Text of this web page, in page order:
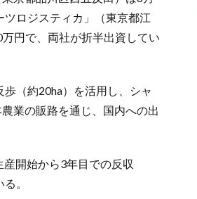
ロジスティカ」（東京都江
円で、両社が折半出資してい
（約20ha）を活用し、シャ
業の販路を通じ、国内への出
開始から3年目での反収
。